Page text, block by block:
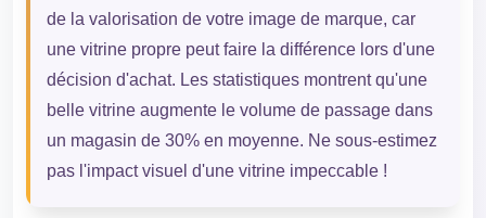
de la valorisation de votre image de marque, car
une vitrine propre peut faire la différence lors d'une
décision d'achat. Les statistiques montrent qu'une
belle vitrine augmente le volume de passage dans
un magasin de 30% en moyenne. Ne sous-estimez
pas l'impact visuel d'une vitrine impeccable !